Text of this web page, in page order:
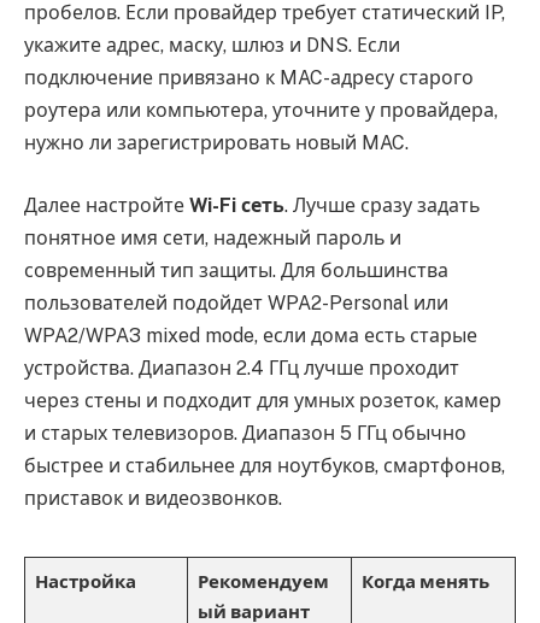
пробелов. Если провайдер требует статический IP,
укажите адрес, маску, шлюз и DNS. Если
подключение привязано к MAC-адресу старого
роутера или компьютера, уточните у провайдера,
нужно ли зарегистрировать новый MAC.
Далее настройте Wi-Fi сеть. Лучше сразу задать
понятное имя сети, надежный пароль и
современный тип защиты. Для большинства
пользователей подойдет WPA2-Personal или
WPA2/WPA3 mixed mode, если дома есть старые
устройства. Диапазон 2.4 ГГц лучше проходит
через стены и подходит для умных розеток, камер
и старых телевизоров. Диапазон 5 ГГц обычно
быстрее и стабильнее для ноутбуков, смартфонов,
приставок и видеозвонков.
Настройка
Рекомендуем
ый вариант
Когда менять